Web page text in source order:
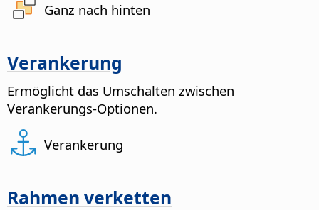
Ganz nach hinten
Verankerung
Ermöglicht das Umschalten zwischen
Verankerungs-Optionen.
Verankerung
Rahmen verketten